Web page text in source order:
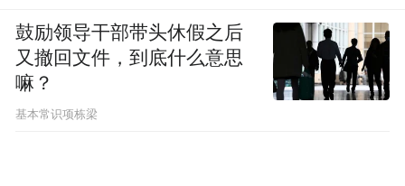
鼓励领导干部带头休假之后
又撤回文件，到底什么意思
嘛？
基本常识项栋梁